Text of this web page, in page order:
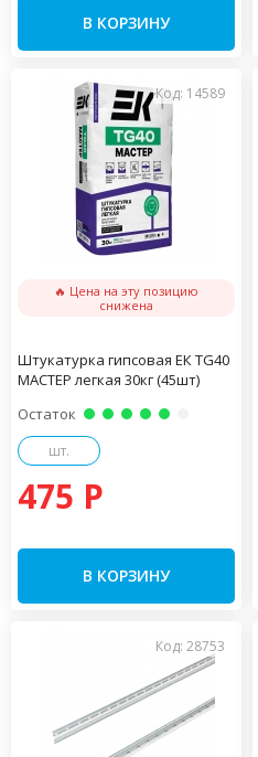
В КОРЗИНУ
Код: 14589
🔥 Цена на эту позицию
снижена
Штукатурка гипсовая ЕК TG40
МАСТЕР легкая 30кг (45шт)
Остаток
шт.
475 P
В КОРЗИНУ
Код: 28753